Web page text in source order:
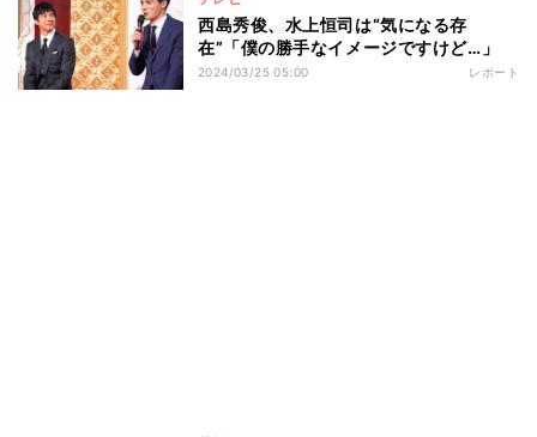
西島秀俊、水上恒司は“気になる存
在”「僕の勝手なイメージですけど…」
2024/03/25 05:00 レポート